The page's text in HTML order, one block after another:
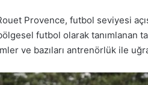
Provence, futbol seviyesi
futbol olarak tanımlanan
ve bazıları antrenörlük ile